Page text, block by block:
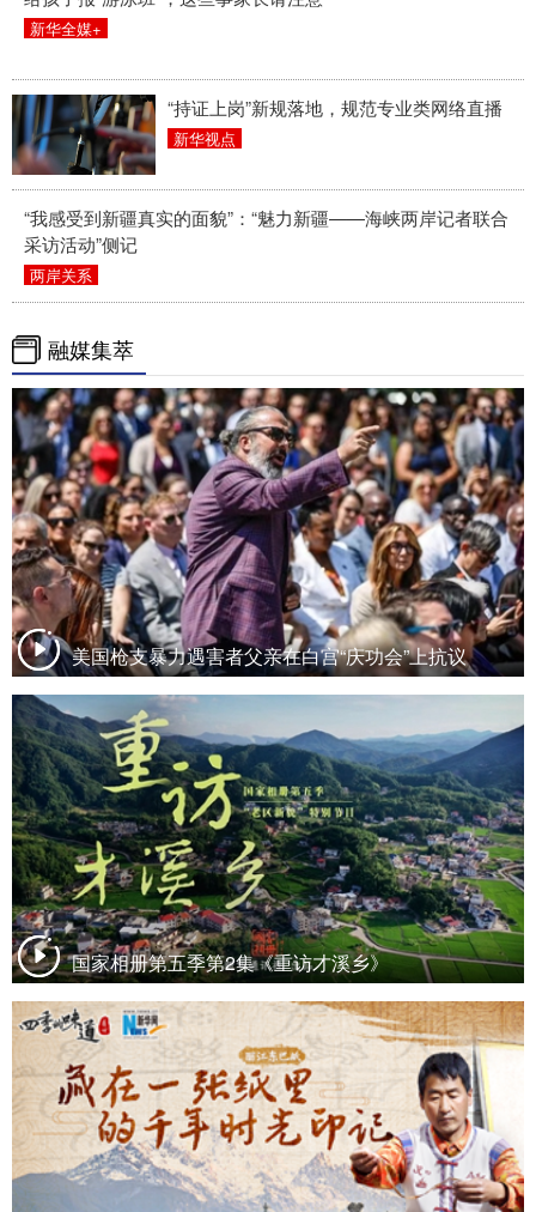
新华全媒+
“持证上岗”新规落地，规范专业类网络直播
新华视点
“我感受到新疆真实的面貌”：“魅力新疆——海峡两岸记者联合
采访活动”侧记
两岸关系
融媒集萃
美国枪支暴力遇害者父亲在白宫“庆功会”上抗议
国家相册第五季第2集《重访才溪乡》